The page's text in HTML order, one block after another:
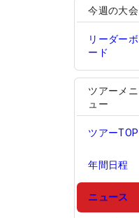
今週の大会
リーダーボ
ード
ツアーメニ
ュー
ツアーTOP
年間日程
ニュース